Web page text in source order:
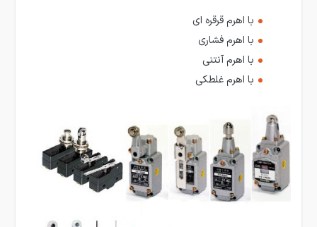
با اهرم قرقره ای
با اهرم فشاری
با اهرم آنتنی
با اهرم غلطکی